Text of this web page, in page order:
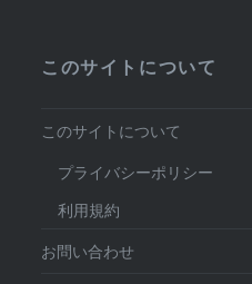
このサイトについて
このサイトについて
プライバシーポリシー
利用規約
お問い合わせ